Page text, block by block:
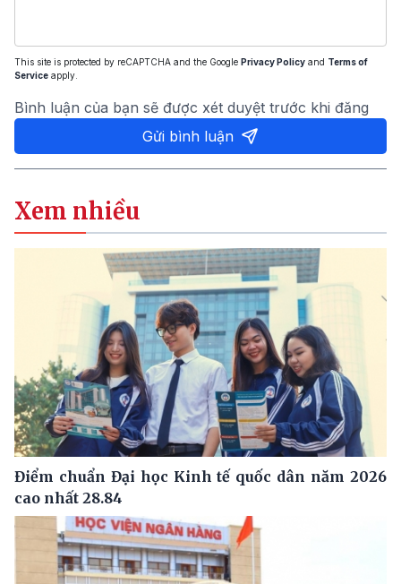
This site is protected by reCAPTCHA and the Google Privacy Policy and Terms of
Service apply.
Bình luận của bạn sẽ được xét duyệt trước khi đăng
Gửi bình luận
Xem nhiều
Điểm chuẩn Đại học Kinh tế quốc dân năm 2026
cao nhất 28.84